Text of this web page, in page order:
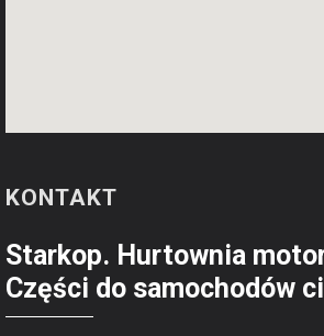
KONTAKT
Starkop. Hurtownia
Części do samochodów